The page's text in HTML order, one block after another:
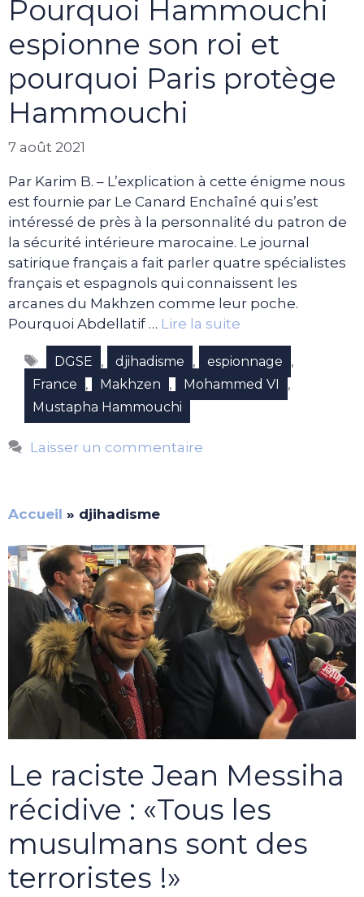
Pourquoi Hammouchi
espionne son roi et
pourquoi Paris protège
Hammouchi
7 août 2021
Par Karim B. – L’explication à cette énigme nous
est fournie par Le Canard Enchaîné qui s’est
intéressé de près à la personnalité du patron de
la sécurité intérieure marocaine. Le journal
satirique français a fait parler quatre spécialistes
français et espagnols qui connaissent les
arcanes du Makhzen comme leur poche.
Pourquoi Abdellatif … Lire la suite
Étiquettes
DGSE , djihadisme , espionnage ,
France , Makhzen , Mohammed VI ,
Mustapha Hammouchi
Laisser un commentaire
Accueil » djihadisme
Le raciste Jean Messiha
récidive : «Tous les
musulmans sont des
terroristes !»